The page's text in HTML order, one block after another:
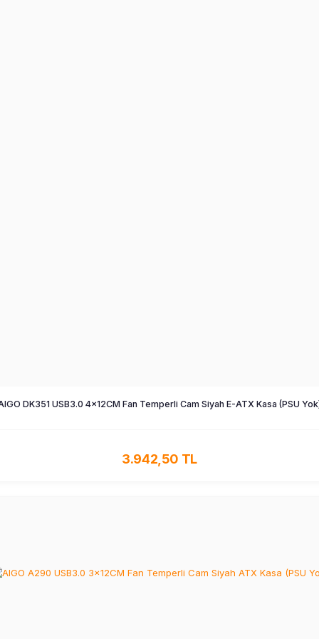
DK351 USB3.0 4×12CM Fan Temperli Cam Siyah E-ATX Kasa (PSU
3.942,50 TL